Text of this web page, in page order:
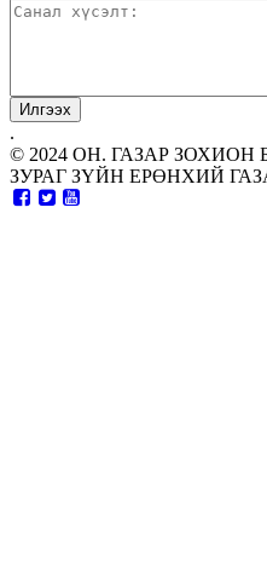
.
© 2024 ОН. ГАЗАР ЗОХИОН
ЗУРАГ ЗҮЙН ЕРӨНХИЙ